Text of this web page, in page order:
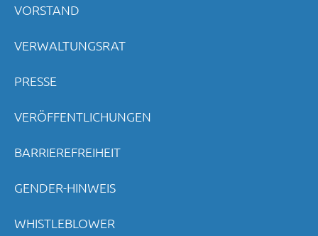
VORSTAND
VERWALTUNGSRAT
PRESSE
VERÖFFENTLICHUNGEN
BARRIEREFREIHEIT
GENDER-HINWEIS
WHISTLEBLOWER